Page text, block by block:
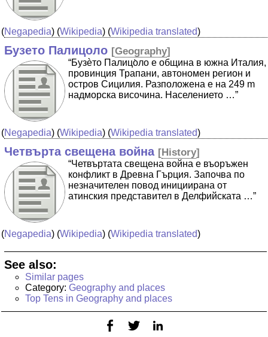
(Negapedia) (Wikipedia) (Wikipedia translated)
Бузето Палицоло [Geography]
“Бузѐто Палицо̀ло е община в южна Италия,
провинция Трапани, автономен регион и
остров Сицилия. Разположена е на 249 m
надморска височина. Населението …”
(Negapedia) (Wikipedia) (Wikipedia translated)
Четвърта свещена война [History]
“Четвъртата свещена война е въоръжен
конфликт в Древна Гърция. Започва по
незначителен повод инициирана от
атинския представител в Делфийската …”
(Negapedia) (Wikipedia) (Wikipedia translated)
See also:
Similar pages
Category: Geography and places
Top Tens in Geography and places